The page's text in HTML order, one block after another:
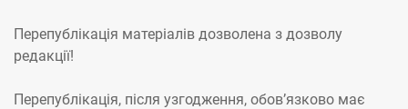
Перепублікація матеріалів дозволена з дозволу
редакції!
Перепублікація, після узгодження, обов’язково має